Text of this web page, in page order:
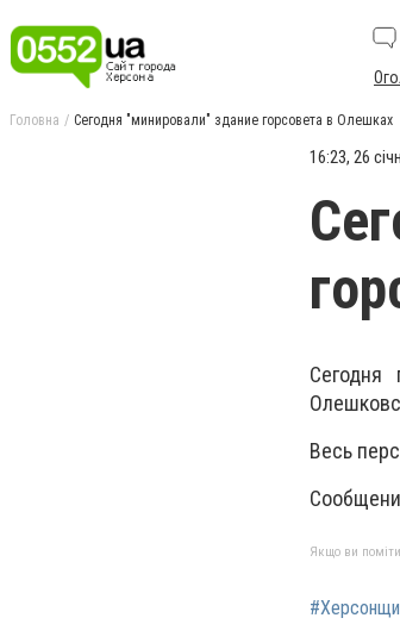
Головна Сегодня "минировали" здание горсовета в Олешках
16:23, 26
Сегодня
Весь
Якщо ви